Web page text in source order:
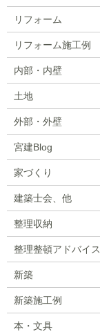
リフォーム
リフォーム施工例
内部・内壁
土地
外部・外壁
宮建Blog
家づくり
建築士会、他
整理収納
整理整頓アドバイス
新築
新築施工例
本・文具